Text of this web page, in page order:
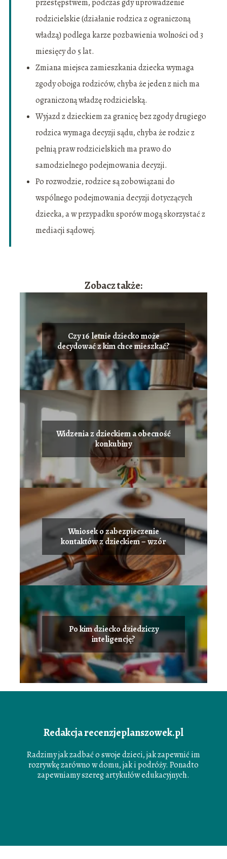
przestępstwem, podczas gdy uprowadzenie
rodzicielskie (działanie rodzica z ograniczoną
władzą) podlega karze pozbawienia wolności od 3
miesięcy do 5 lat.
Zmiana miejsca zamieszkania dziecka wymaga
zgody obojga rodziców, chyba że jeden z nich ma
ograniczoną władzę rodzicielską.
Wyjazd z dzieckiem za granicę bez zgody drugiego
rodzica wymaga decyzji sądu, chyba że rodzic z
pełnią praw rodzicielskich ma prawo do
samodzielnego podejmowania decyzji.
Po rozwodzie, rodzice są zobowiązani do
wspólnego podejmowania decyzji dotyczących
dziecka, a w przypadku sporów mogą skorzystać z
mediacji sądowej.
Zobacz także:
Czy 16 letnie dziecko może
decydować z kim chce mieszkać?
Widzenia z dzieckiem a obecność
konkubiny
Wniosek o zabezpieczenie
kontaktów z dzieckiem – wzór
Po kim dziecko dziedziczy
inteligencję?
Redakcja recenzjeplanszowek.pl
Radzimy jak zadbać o swoje dzieci, jak zapewnić im
rozrywkę zarówno w domu, jak i podróży. Ponadto
zapewniamy szereg artykułów edukacyjnych.